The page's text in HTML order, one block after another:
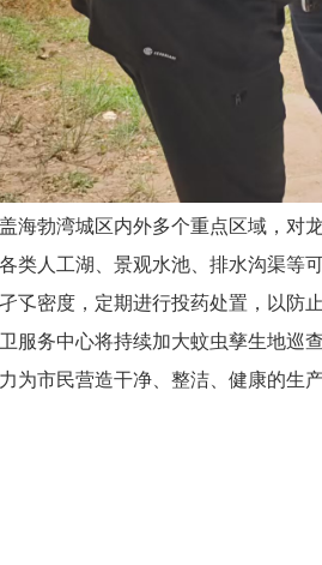
海勃湾城区内外多个重点区域，对
类人工湖、景观水池、排水沟渠等
孓密度，定期进行投药处置，以防
服务中心将持续加大蚊虫孳生地巡
为市民营造干净、整洁、健康的生